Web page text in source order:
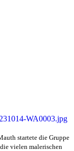
startete die Gruppe
vielen malerischen